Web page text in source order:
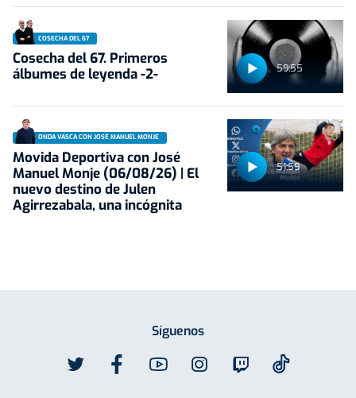
59:55
COSECHA DEL 67
Cosecha del 67. Primeros
álbumes de leyenda -2-
51:59
ONDA VASCA CON JOSÉ MANUEL MONJE
Movida Deportiva con José
Manuel Monje (06/08/26) | El
nuevo destino de Julen
Agirrezabala, una incógnita
Síguenos